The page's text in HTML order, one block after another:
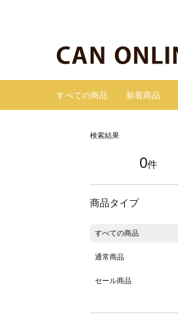
すべての商品 新着商品
検索結果
0件
商品タイプ
すべての商品
通常商品
セール商品